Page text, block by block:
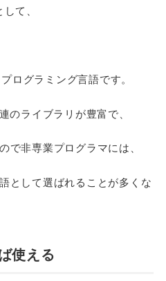
て、
ログラミング言語です。
のライブラリが豊富で、
で非専業プログラマには、
として選ばれることが多くな
使える